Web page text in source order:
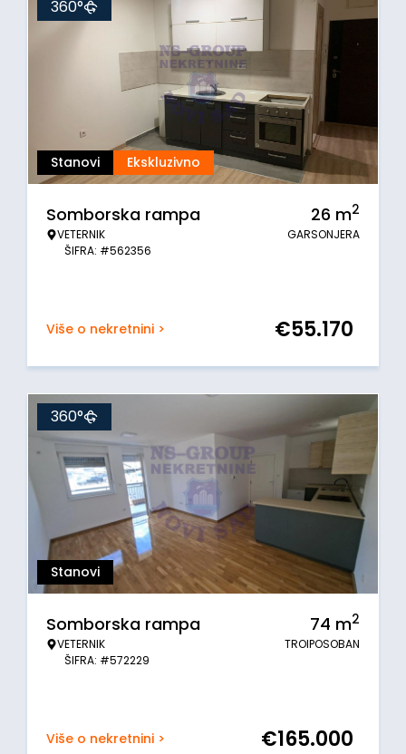
Stanovi Ekskluzivno
360°
Somborska rampa
VETERNIK
ŠIFRA: #562356
26 m2
GARSONJERA
Više o nekretnini > €55.170
Stanovi
360°
Somborska rampa
VETERNIK
ŠIFRA: #572229
74 m2
TROIPOSOBAN
Više o nekretnini > €165.000